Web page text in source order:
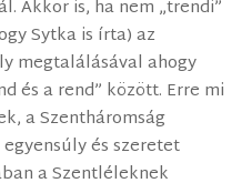
Akkor is, ha nem „trendi”
Sytka is írta) az
megtalálásával ahogy
és a rend” között. Erre mi
a Szentháromság
és szeretet
a Szentléleknek